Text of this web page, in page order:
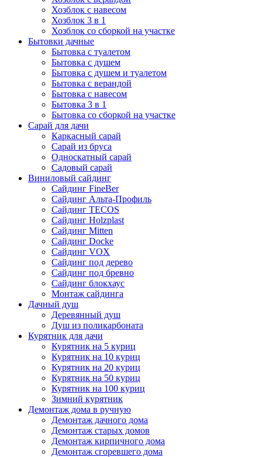
Хозблок с навесом
Хозблок 3 в 1
Хозблок со сборкой на участке
Бытовки дачные
Бытовка с туалетом
Бытовка с душем
Бытовка с душем и туалетом
Бытовка с верандой
Бытовка с навесом
Бытовка 3 в 1
Бытовка со сборкой на участке
Сарай для дачи
Каркасный сарай
Сарай из бруса
Односкатный сарай
Садовый сарай
Виниловый сайдинг
Сайдинг FineBer
Сайдинг Альта-Профиль
Сайдинг TECOS
Сайдинг Holzplast
Сайдинг Mitten
Сайдинг Docke
Сайдинг VOX
Сайдинг под дерево
Сайдинг под бревно
Сайдинг блокхаус
Монтаж сайдинга
Дачный душ
Деревянный душ
Душ из поликарбоната
Курятник для дачи
Курятник на 5 куриц
Курятник на 10 куриц
Курятник на 20 куриц
Курятник на 50 куриц
Курятник на 100 куриц
Зимний курятник
Демонтаж дома в ручную
Демонтаж дачного дома
Демонтаж старых домов
Демонтаж кирпичного дома
Демонтаж сгоревшего дома